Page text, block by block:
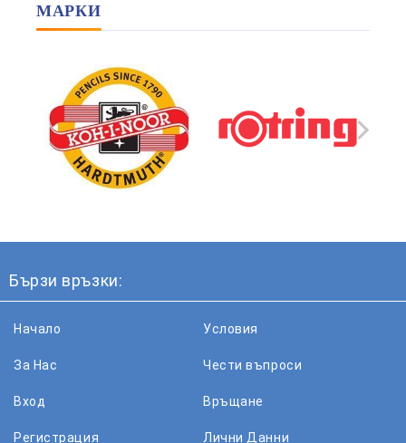
МАРКИ
Бързи връзки:
Начало
За Нас
Вход
Регистрация
Условия
Чести въпроси
Връщане
Лични Данни